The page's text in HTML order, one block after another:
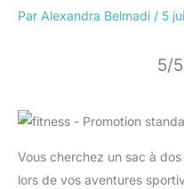
Par Alexandra Belmadi / 5
5/
Vous cherchez un sac à
lors de vos aventures